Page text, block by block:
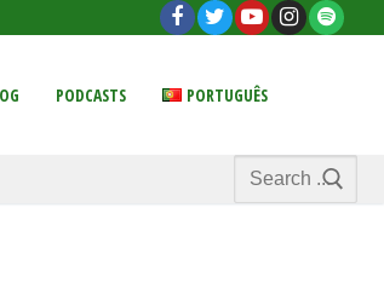
PODCASTS PORTUGUÊS
Search
for: